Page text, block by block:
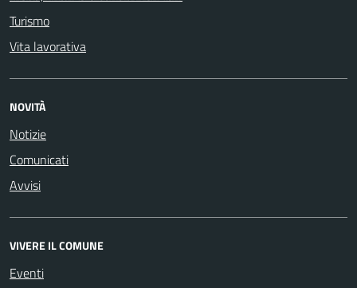
Turismo
Vita lavorativa
NOVITÀ
Notizie
Comunicati
Avvisi
VIVERE IL COMUNE
Eventi